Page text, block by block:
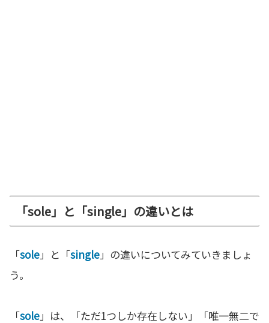
「sole」と「single」の違いとは
「sole」と「single」の違いについてみていきましょ
う。
「sole」は、「ただ1つしか存在しない」「唯一無二で